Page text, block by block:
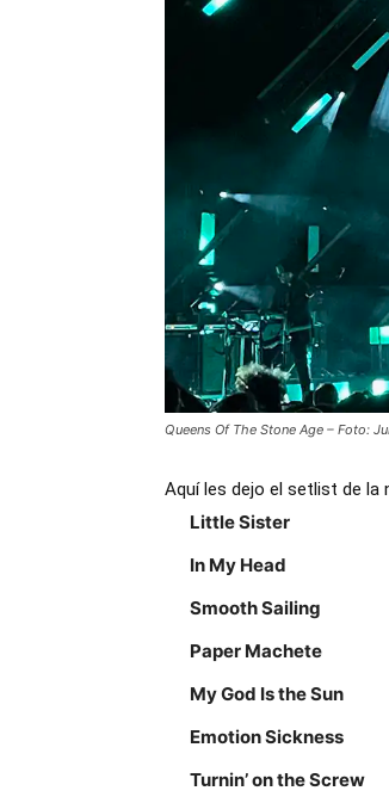
Queens Of The Stone Age – Foto:
Aquí les dejo el setlist de la
Little Sister
In My Head
Smooth Sailing
Paper Machete
My God Is the Sun
Emotion Sickness
Turnin’ on the Screw